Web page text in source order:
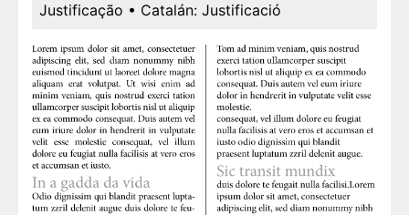
Justificação • Catalán: Justificació